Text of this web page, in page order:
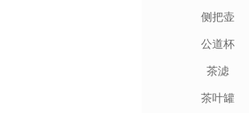
侧把壶
公道杯
茶滤
茶叶罐